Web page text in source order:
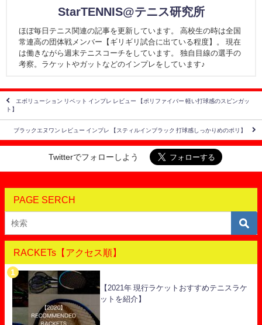
StarTENNIS@テニス研究所
ほぼ毎日テニス関連の記事を更新しています。 高校生の時は全国
常連高の団体戦メンバー【ギリギリ試合に出ている程度】。 現在
は働きながら週末テニスコーチをしています。 独自目線の選手の
考察。ラケットやガットなどのインプレをしています♪
エボリューション リベット インプレ レビュー 【ポリファイバー 軽い打球感のスピンガッ
ト】
ブラックエヌワン レビュー インプレ 【スティルインブラック 打球感しっかりめのポリ】
Twitterでフォローしよう
PAGE SERCH
RACKETs【アクセス順】
【2021年 現行ラケットおすすめテニスラケ
ットを紹介】